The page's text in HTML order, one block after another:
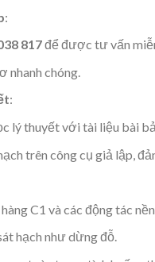
:
817để được tư vấn
nhanh chóng.
:
lý thuyết với tài liệu bài
trên công cụ giả lập,
C1 và các động tác
hạch như dừng đỗ.